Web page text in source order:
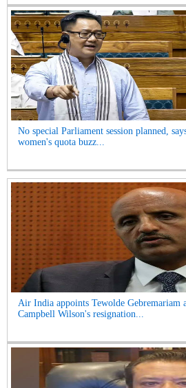
No special Parliament session planned,
women's quota buzz...
Air India appoints Tewolde Gebremariam
Campbell Wilson's resignation...